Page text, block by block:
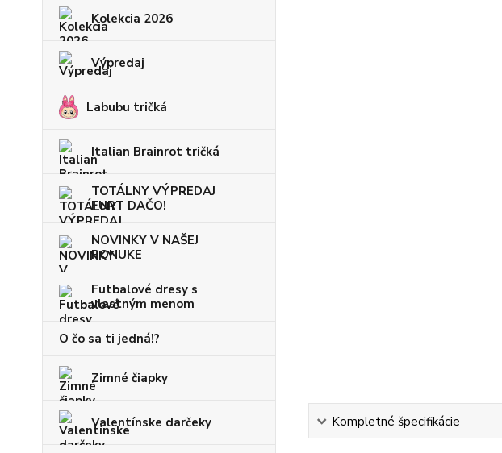
Kolekcia 2026
Výpredaj
Labubu tričká
Italian Brainrot tričká
TOTÁLNY VÝPREDAJ
FURT DAČO!
NOVINKY V NAŠEJ
PONUKE
Futbalové dresy s
vlastným menom
O čo sa ti jedná!?
Zimné čiapky
Valentínske darčeky Kompletné špecifikácie